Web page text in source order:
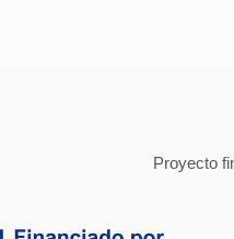
Proyecto